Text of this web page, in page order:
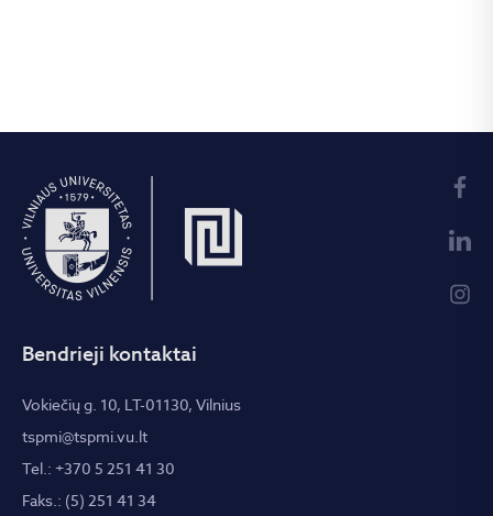
Bendrieji kontaktai
Vokiečių g. 10, LT-01130, Vilnius
tspmi@tspmi.vu.lt
Tel.: +370 5 251 41 30
Faks.: (5) 251 41 34